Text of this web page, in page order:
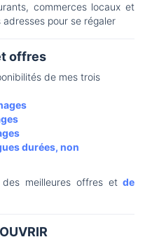
commerces locaux et
pour se régaler
offres
de mes trois
durées, non
meilleures offres et de